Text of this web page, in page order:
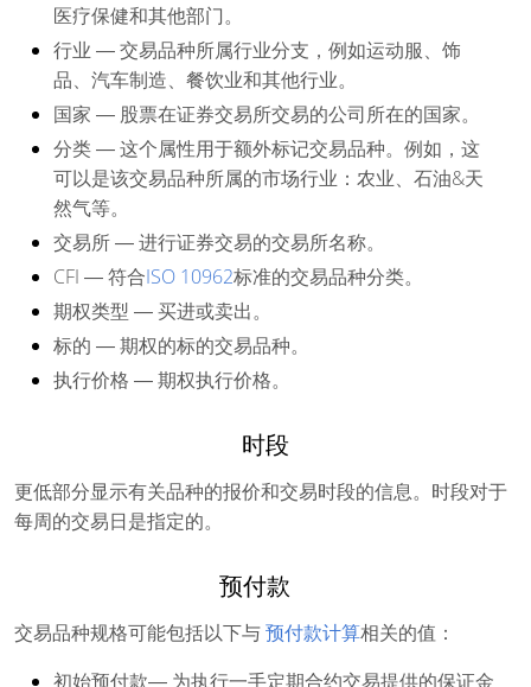
医疗保健和其他部门。
行业 ― 交易品种所属行业分支，例如运动服、饰
品、汽车制造、餐饮业和其他行业。
国家 ― 股票在证券交易所交易的公司所在的国家。
分类― 这个属性用于额外标记交易品种。例如，这
可以是该交易品种所属的市场行业：农业、石油&天
然气等。
交易所― 进行证券交易的交易所名称。
CFI ― 符合ISO 10962标准的交易品种分类。
期权类型 ― 买进或卖出。
标的 ― 期权的标的交易品种。
执行价格 ― 期权执行价格。
时段
更低部分显示有关品种的报价和交易时段的信息。时段对于
每周的交易日是指定的。
预付款
交易品种规格可能包括以下与预付款计算相关的值：
初始预付款― 为执行一手定期合约交易提供的保证金